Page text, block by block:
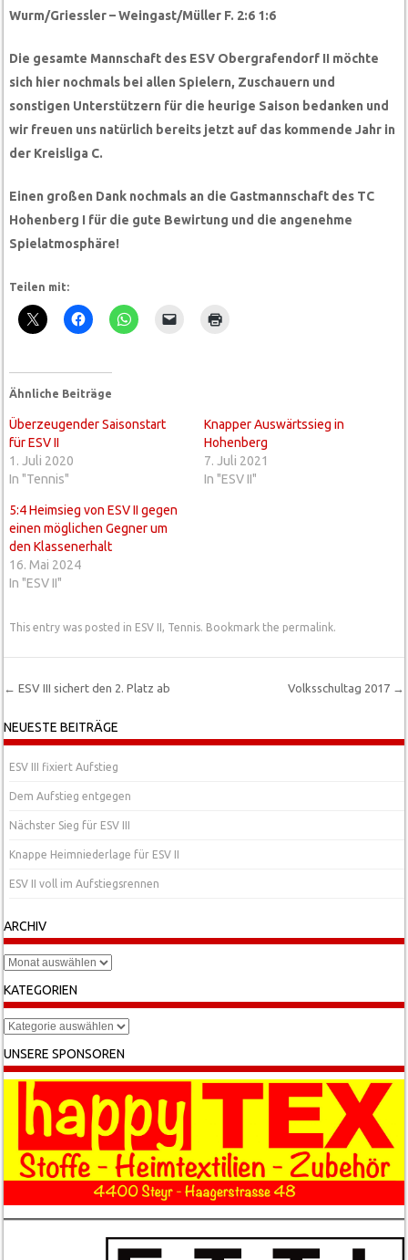
Wurm/Griessler – Weingast/Müller F. 2:6 1:6
Die gesamte Mannschaft des ESV Obergrafendorf II möchte
sich hier nochmals bei allen Spielern, Zuschauern und
sonstigen Unterstützern für die heurige Saison bedanken und
wir freuen uns natürlich bereits jetzt auf das kommende Jahr in
der Kreisliga C.
Einen großen Dank nochmals an die Gastmannschaft des TC
Hohenberg I für die gute Bewirtung und die angenehme
Spielatmosphäre!
Teilen mit:
Ähnliche Beiträge
Überzeugender Saisonstart
für ESV II
1. Juli 2020
In "Tennis"
Knapper Auswärtssieg in
Hohenberg
7. Juli 2021
In "ESV II"
5:4 Heimsieg von ESV II gegen
einen möglichen Gegner um
den Klassenerhalt
16. Mai 2024
In "ESV II"
This entry was posted in ESV II Tennis . Bookmark the permalink
Post navigation
← ESV III sichert den 2. Platz ab Volksschultag 2017 →
NEUESTE BEITRÄGE
ESV III fixiert Aufstieg
Dem Aufstieg entgegen
Nächster Sieg für ESV III
Knappe Heimniederlage für ESV II
ESV II voll im Aufstiegsrennen
ARCHIV
Archiv
KATEGORIEN
Kategorien
UNSERE SPONSOREN